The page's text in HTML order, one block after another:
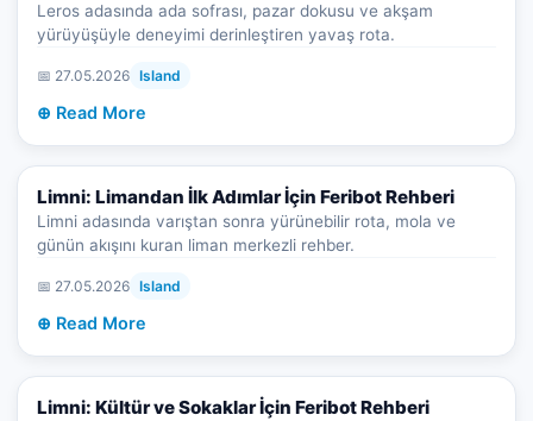
Leros adasında ada sofrası, pazar dokusu ve akşam
yürüyüşüyle deneyimi derinleştiren yavaş rota.
📅 27.05.2026 Island
⊕ Read More
Limni: Limandan İlk Adımlar İçin Feribot Rehberi
Limni adasında varıştan sonra yürünebilir rota, mola ve
günün akışını kuran liman merkezli rehber.
📅 27.05.2026 Island
⊕ Read More
Limni: Kültür ve Sokaklar İçin Feribot Rehberi